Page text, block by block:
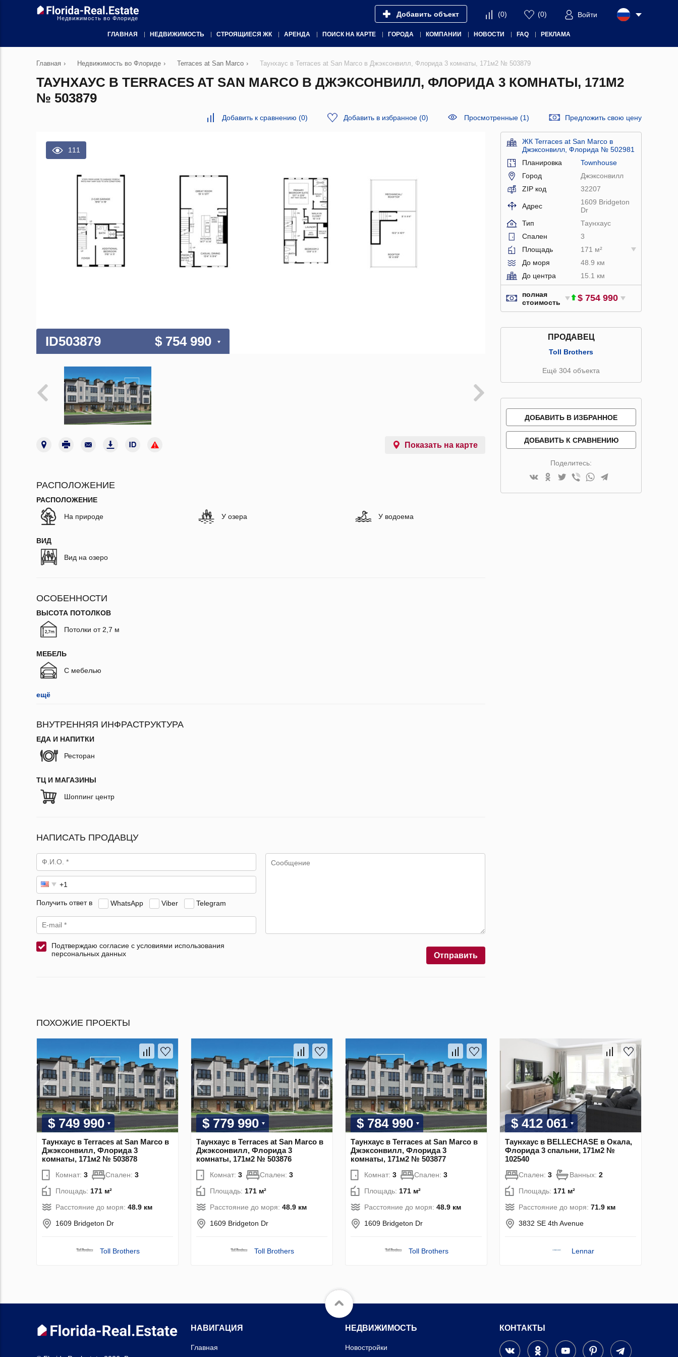
Недвижимость во Флориде Добавить объект (0) (0) Войти
ГЛАВНАЯ НЕДВИЖИМОСТЬ СТРОЯЩИЕСЯ ЖК АРЕНДА ПОИСК НА КАРТЕ ГОРОДА КОМПАНИИ НОВОСТИ FAQ РЕКЛАМА
Главная › Недвижимость во Флориде › Terraces at San Marco › Таунхаус в Terraces at San Marco в Джэксонвилл, Флорида 3 комнаты, 171м2 № 503879
ТАУНХАУС В TERRACES AT SAN MARCO В ДЖЭКСОНВИЛЛ, ФЛОРИДА 3 КОМНАТЫ, 171М2
№ 503879
Добавить к сравнению (0) Добавить в избранное (0) Просмотренные (1) Предложить свою цену
111
ID503879 $ 754 990
Показать на карте
РАСПОЛОЖЕНИЕ
РАСПОЛОЖЕНИЕ
На природе У озера У водоема
ВИД
Вид на озеро
ОСОБЕННОСТИ
ВЫСОТА ПОТОЛКОВ
Потолки от 2,7 м
МЕБЕЛЬ
С мебелью
ещё
ВНУТРЕННЯЯ ИНФРАСТРУКТУРА
ЕДА И НАПИТКИ
Ресторан
ТЦ И МАГАЗИНЫ
Шоппинг центр
НАПИСАТЬ ПРОДАВЦУ
Получить ответ в WhatsApp Viber Telegram
Подтверждаю согласие с условиями использования
персональных данных
Отправить
ЖК Terraces at San Marco в
Джэксонвилл, Флорида № 502981
Планировка
Townhouse
Город
Джэксонвилл
ZIP код
32207
Адрес
1609 Bridgeton
Dr
Тип
Таунхаус
Спален
3
Площадь
171 м²
До моря
48.9 км
До центра
15.1 км
полная
стоимость
$ 754 990
ПРОДАВЕЦ
Toll Brothers
Ещё 304 объекта
ДОБАВИТЬ В ИЗБРАННОЕ
ДОБАВИТЬ К СРАВНЕНИЮ
Поделитесь:
ПОХОЖИЕ ПРОЕКТЫ
$ 749 990
Таунхаус в Terraces at San Marco в
Джэксонвилл, Флорида 3
комнаты, 171м2 № 503878
Комнат: 3 Спален: 3
Площадь: 171 м²
Расстояние до моря: 48.9 км
1609 Bridgeton Dr
Toll Brothers
$ 779 990
Таунхаус в Terraces at San Marco в
Джэксонвилл, Флорида 3
комнаты, 171м2 № 503876
Комнат: 3 Спален: 3
Площадь: 171 м²
Расстояние до моря: 48.9 км
1609 Bridgeton Dr
Toll Brothers
$ 784 990
Таунхаус в Terraces at San Marco в
Джэксонвилл, Флорида 3
комнаты, 171м2 № 503877
Комнат: 3 Спален: 3
Площадь: 171 м²
Расстояние до моря: 48.9 км
1609 Bridgeton Dr
Toll Brothers
$ 412 061
Таунхаус в BELLECHASE в Окала,
Флорида 3 спальни, 171м2 №
102540
Спален: 3 Ванных: 2
Площадь: 171 м²
Расстояние до моря: 71.9 км
3832 SE 4th Avenue
Lennar
НАВИГАЦИЯ
Главная
НЕДВИЖИМОСТЬ
Новостройки
КОНТАКТЫ